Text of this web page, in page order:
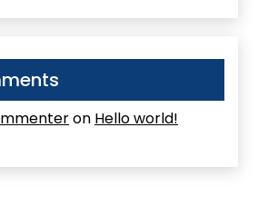
on Hello world!